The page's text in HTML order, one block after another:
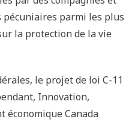
parmi les plus
la protection de la vie
le projet de loi C-11
Innovation,
économique Canada